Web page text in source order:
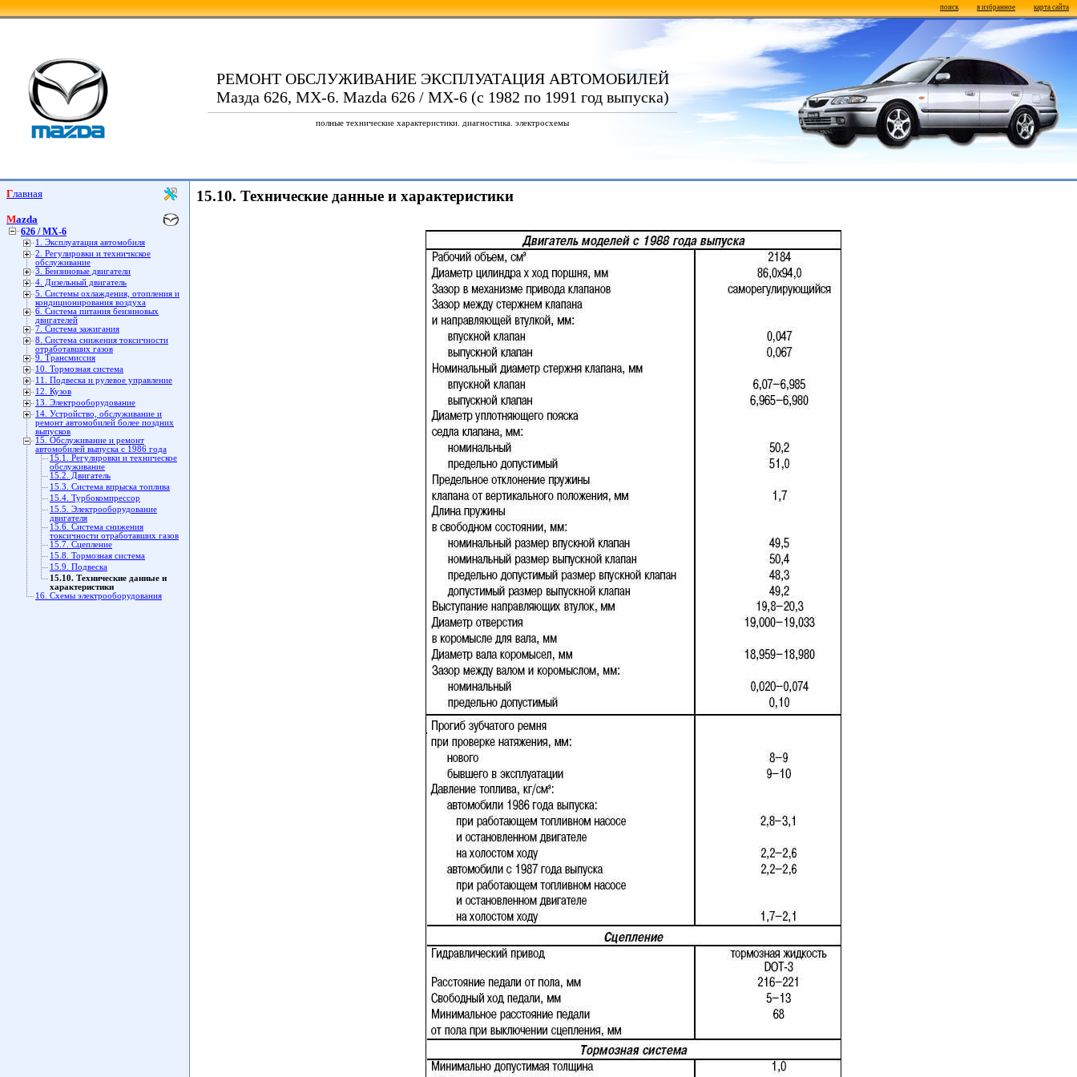
поиск в избранное карта сайта
РЕМОНТ ОБСЛУЖИВАНИЕ ЭКСПЛУАТАЦИЯ АВТОМОБИЛЕЙ
Мазда 626, МХ-6. Mazda 626 / MX-6 (с 1982 по 1991 год выпуска)
полные технические характеристики. диагностика. электросхемы
Главная
Mazda
626 / MX-6
1. Эксплуатация автомобиля
2. Регулировки и техничкское
обслуживание
3. Бензиновые двигатели
4. Дизельный двигатель
5. Системы охлаждения, отопления и
кондиционирования воздуха
6. Система питания бензиновых
двигателей
7. Система зажигания
8. Система снижения токсичности
отработавших газов
9. Трансмиссия
10. Тормозная система
11. Подвеска и рулевое управление
12. Кузов
13. Электрооборудование
14. Устройство, обслуживание и
ремонт автомобилей более поздних
выпусков
15. Обслуживание и ремонт
автомобилей выпуска с 1986 года
15.1. Регулировки и техническое
обслуживание
15.2. Двигатель
15.3. Система впрыска топлива
15.4. Турбокомпрессор
15.5. Электрооборудование
двигателя
15.6. Система снижения
токсичности отработавших газов
15.7. Сцепление
15.8. Тормозная система
15.9. Подвеска
15.10. Технические данные и
характеристики
16. Схемы электрооборудования
15.10. Технические данные и характеристики